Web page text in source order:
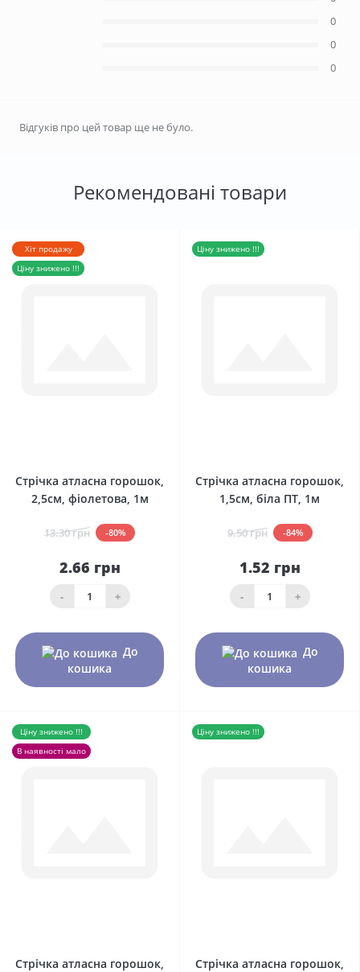
0
0
0
Відгуків про цей товар ще не було.
Рекомендовані товари
Хіт продажу
Ціну знижено !!!
Стрічка атласна горошок,
2,5см, фіолетова, 1м
13.30 грн -80%
2.66 грн
- +
До
кошика
Ціну знижено !!!
Стрічка атласна горошок,
1,5см, біла ПТ, 1м
9.50 грн -84%
1.52 грн
- +
До
кошика
Ціну знижено !!!
В наявності мало
Стрічка атласна горошок,
Ціну знижено !!!
Стрічка атласна горошок,